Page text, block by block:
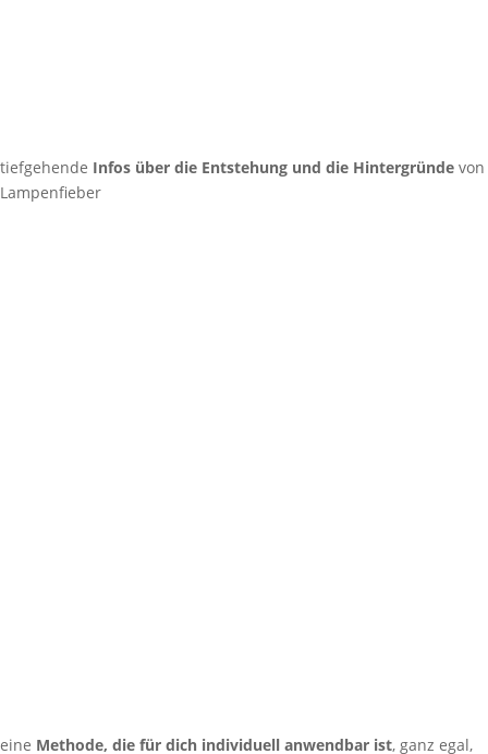
tiefgehende Infos über die Entstehung und die Hintergründe von
Lampenfieber
eine Methode, die für dich individuell anwendbar ist, ganz egal,